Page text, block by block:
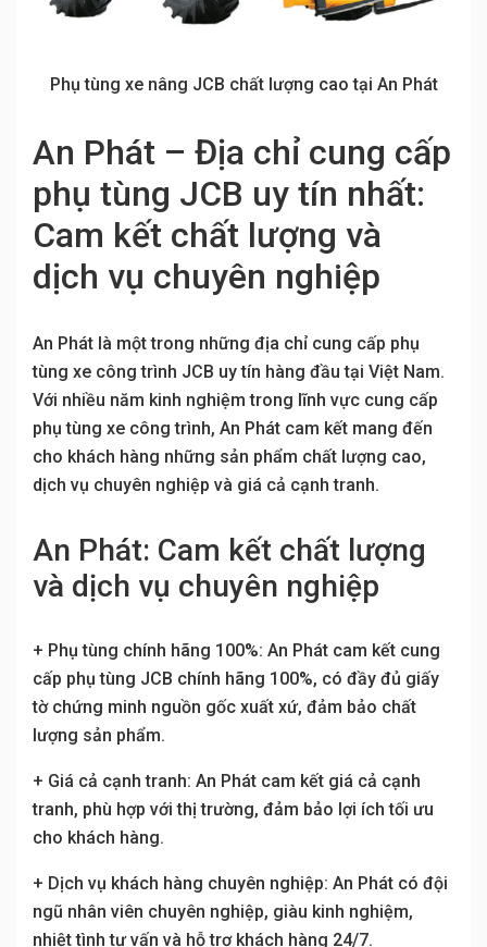
Phụ tùng xe nâng JCB chất lượng cao tại An Phát
An Phát – Địa chỉ cung cấp
phụ tùng JCB uy tín nhất:
Cam kết chất lượng và
dịch vụ chuyên nghiệp
An Phát là một trong những địa chỉ cung cấp phụ
tùng xe công trình JCB uy tín hàng đầu tại Việt Nam.
Với nhiều năm kinh nghiệm trong lĩnh vực cung cấp
phụ tùng xe công trình, An Phát cam kết mang đến
cho khách hàng những sản phẩm chất lượng cao,
dịch vụ chuyên nghiệp và giá cả cạnh tranh.
An Phát: Cam kết chất lượng
và dịch vụ chuyên nghiệp
+ Phụ tùng chính hãng 100%: An Phát cam kết cung
cấp phụ tùng JCB chính hãng 100%, có đầy đủ giấy
tờ chứng minh nguồn gốc xuất xứ, đảm bảo chất
lượng sản phẩm.
+ Giá cả cạnh tranh: An Phát cam kết giá cả cạnh
tranh, phù hợp với thị trường, đảm bảo lợi ích tối ưu
cho khách hàng.
+ Dịch vụ khách hàng chuyên nghiệp: An Phát có đội
ngũ nhân viên chuyên nghiệp, giàu kinh nghiệm,
nhiệt tình tư vấn và hỗ trợ khách hàng 24/7.